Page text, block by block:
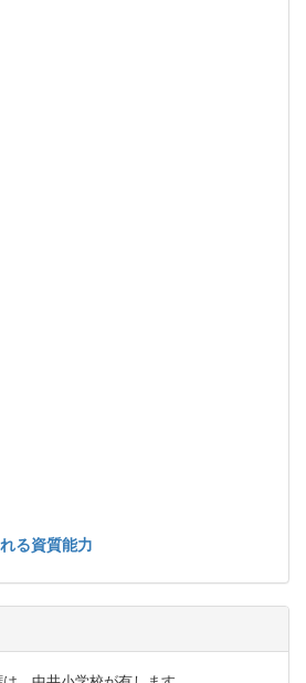
る資質能力